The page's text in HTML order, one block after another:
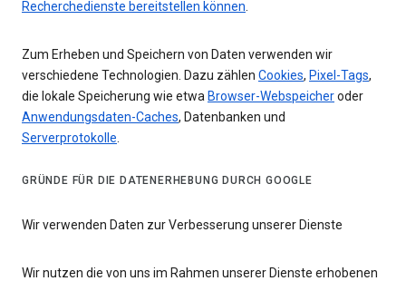
Recherchedienste bereitstellen können.
Zum Erheben und Speichern von Daten verwenden wir
verschiedene Technologien. Dazu zählen Cookies, Pixel-Tags,
die lokale Speicherung wie etwa Browser-Webspeicheroder
Anwendungsdaten-Caches, Datenbanken und
Serverprotokolle.
GRÜNDE FÜR DIE DATENERHEBUNG DURCH GOOGLE
Wir verwenden Daten zur Verbesserung unserer Dienste
Wir nutzen die von uns im Rahmen unserer Dienste erhobenen